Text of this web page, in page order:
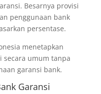
Besarnya provisi
penggunaan bank
persentase.
menetapkan
secara umum tanpa
garansi bank.
Garansi